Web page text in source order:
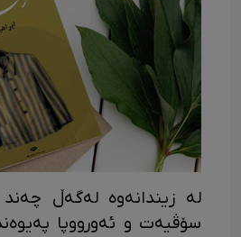
له‌ زیندانه‌وه‌ له‌گه‌ڵ
سۆڤیەت و ئەورووپا